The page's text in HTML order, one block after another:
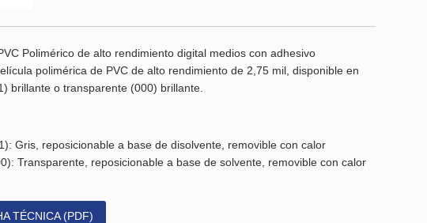
Polimérico de alto rendimiento digital medios con adhesivo
polimérica de PVC de alto rendimiento de 2,75 mil, disponible en
brillante o transparente (000) brillante.
Gris, reposicionable a base de disolvente, removible con calor
Transparente, reposicionable a base de solvente, removible con calor
TÉCNICA (PDF)